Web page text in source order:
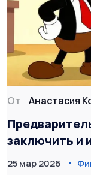
От Анастасия
заключить и
25 мар 2026